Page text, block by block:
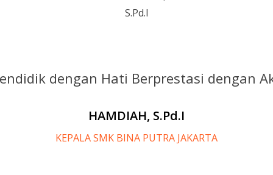
dengan Hati Berprestasi dengan
HAMDIAH, S.Pd.I
KEPALA SMK BINA PUTRA JAKARTA